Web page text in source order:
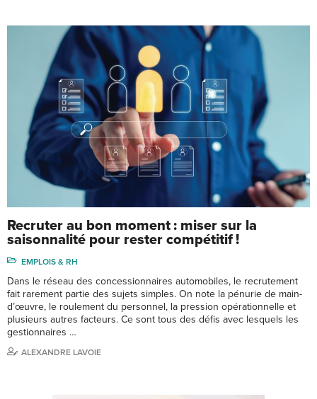
Recruter au bon moment : miser sur la
saisonnalité pour rester compétitif !
EMPLOIS & RH
Dans le réseau des concessionnaires automobiles, le recrutement
fait rarement partie des sujets simples. On note la pénurie de main-
d’œuvre, le roulement du personnel, la pression opérationnelle et
plusieurs autres facteurs. Ce sont tous des défis avec lesquels les
gestionnaires …
ALEXANDRE LAVOIE